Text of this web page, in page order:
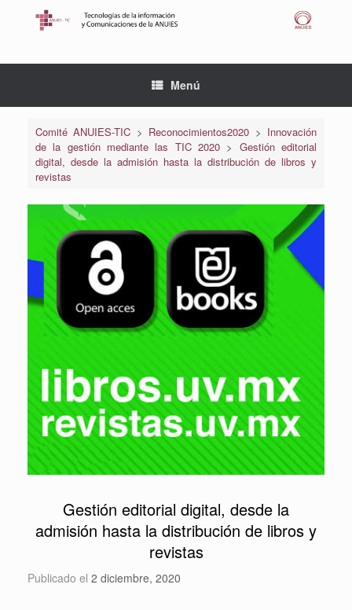
Menú
Comité ANUIES-TIC > Reconocimientos2020 > Innovación
de la gestión mediante las TIC 2020 > Gestión editorial
digital, desde la admisión hasta la distribución de libros y
revistas
Gestión editorial digital, desde la
admisión hasta la distribución de libros y
revistas
Publicado el 2 diciembre, 2020